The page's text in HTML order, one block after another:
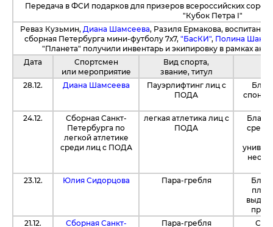
Передача в ФСИ подарков для призеров всероссийских
"Кубок Петра I"
Реваз Кузьмин, Диана Шамсеева, Разиля Ермакова,
сборная Петербурга мини-футболу 7х7, "БасКИ", Полина
"Планета" получили инвентарь и экипировку в рамках
Дата
Спортсмен
или мероприятие
Вид спорта,
звание, титул
28.12.
Диана Шамсеева
Пауэрлифтинг лиц с
ПОДА
24.12.
Сборная Санкт-
Петербурга по
легкой атлетике
среди лиц с ПОДА
легкая атлетика лиц с
ПОДА
23.12. Юлия Сидорцова Пара-гребля
21.12.
Сборная Санкт-
Пара-гребля
С